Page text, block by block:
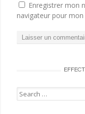
Enregistrer mon
navigateur pour
Search for: